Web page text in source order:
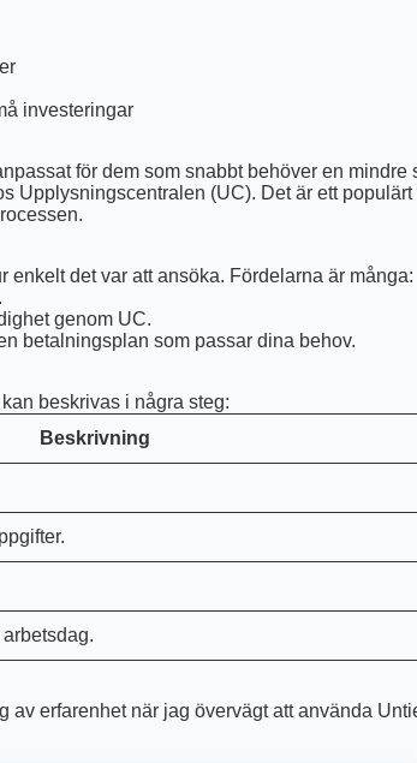
investeringar
för dem som snabbt behöver en mindre
Upplysningscentralen (UC). Det är ett populärt
enkelt det var att ansöka. Fördelarna är många:
genom UC.
betalningsplan som passar dina behov.
beskrivas i några steg:
Beskrivning
av erfarenhet när jag övervägt att använda